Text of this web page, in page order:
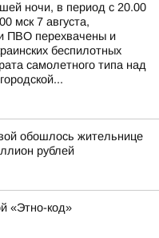
ночи, в период с 20.00
мск 7 августа,
ПВО перехвачены и
беспилотных
самолетного типа над
обошлось жительнице
рублей
«Этно-код»